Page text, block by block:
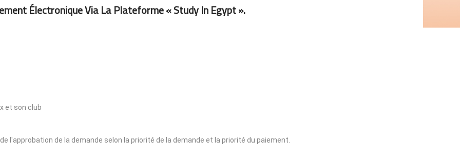
Électronique Via La Plateforme « Study In Egypt ».
et son club
l'approbation de la demande selon la priorité de la demande et la priorité du paiement.